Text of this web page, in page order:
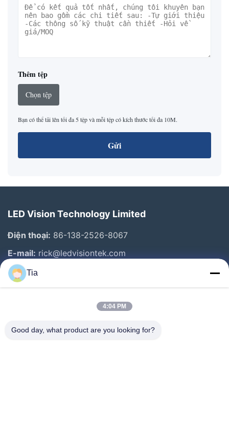
Thêm tệp
Chọn tệp
Bạn có thể tải lên tối đa 5 tệp và mỗi tệp có kích thước tối đa 10M.
Gửi
LED Vision Technology Limited
Điện thoại: 86-138-2526-8067
E-mail: rick@ledvisiontek.com
Liên Kết Nhanh
Các Sản Phẩm
Tia
4:04 PM
Good day, what product are you looking for?